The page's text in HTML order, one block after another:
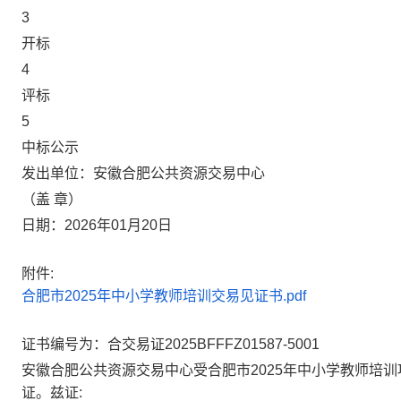
3
开标
4
评标
5
中标公示
发出单位：安徽合肥公共资源交易中心
（盖 章）
日期：2026年01月20日
附件:
合肥市2025年中小学教师培训交易见证书.pdf
证书编号为：合交易证2025BFFFZ01587-5001
安徽合肥公共资源交易中心受合肥市2025年中小学教师培
证。兹证: